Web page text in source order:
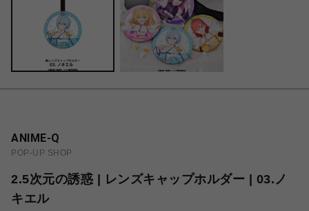
ANIME-Q
POP-UP SHOP
2.5次元の誘惑 | レンズキャップホルダー | 03.ノ
キエル